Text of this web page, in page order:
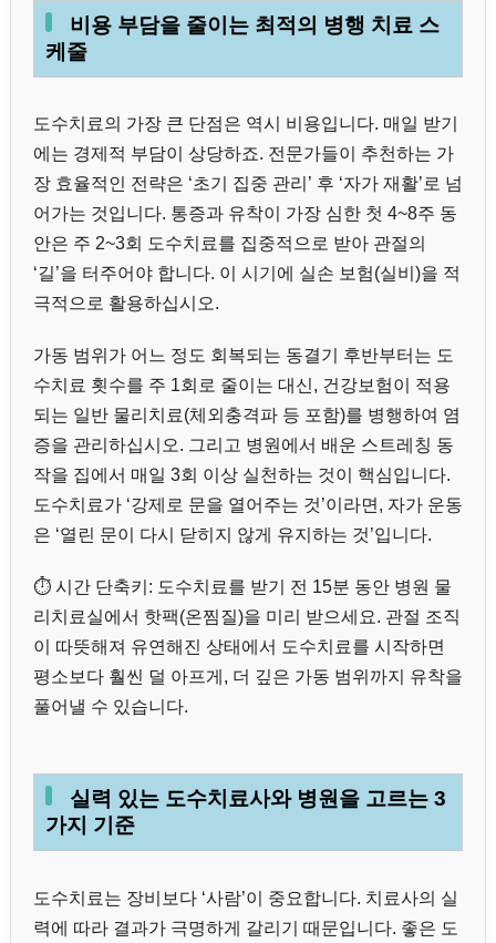
비용 부담을 줄이는 최적의 병행 치료 스
케줄
도수치료의 가장 큰 단점은 역시 비용입니다. 매일 받기
에는 경제적 부담이 상당하죠. 전문가들이 추천하는 가
장 효율적인 전략은 ‘초기 집중 관리’ 후 ‘자가 재활’로 넘
어가는 것입니다. 통증과 유착이 가장 심한 첫 4~8주 동
안은 주 2~3회 도수치료를 집중적으로 받아 관절의
‘길’을 터주어야 합니다. 이 시기에 실손 보험(실비)을 적
극적으로 활용하십시오.
가동 범위가 어느 정도 회복되는 동결기 후반부터는 도
수치료 횟수를 주 1회로 줄이는 대신, 건강보험이 적용
되는 일반 물리치료(체외충격파 등 포함)를 병행하여 염
증을 관리하십시오. 그리고 병원에서 배운 스트레칭 동
작을 집에서 매일 3회 이상 실천하는 것이 핵심입니다.
도수치료가 ‘강제로 문을 열어주는 것’이라면, 자가 운동
은 ‘열린 문이 다시 닫히지 않게 유지하는 것’입니다.
⏱️ 시간 단축키: 도수치료를 받기 전 15분 동안 병원 물
리치료실에서 핫팩(온찜질)을 미리 받으세요. 관절 조직
이 따뜻해져 유연해진 상태에서 도수치료를 시작하면
평소보다 훨씬 덜 아프게, 더 깊은 가동 범위까지 유착을
풀어낼 수 있습니다.
실력 있는 도수치료사와 병원을 고르는 3
가지 기준
도수치료는 장비보다 ‘사람’이 중요합니다. 치료사의 실
력에 따라 결과가 극명하게 갈리기 때문입니다. 좋은 도